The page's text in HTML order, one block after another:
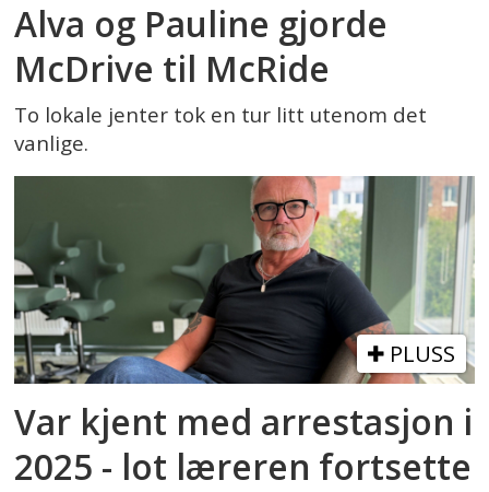
Alva og Pauline gjorde
McDrive til McRide
To lokale jenter tok en tur litt utenom det
vanlige.
PLUSS
Var kjent med arrestasjon i
2025 - lot læreren fortsette